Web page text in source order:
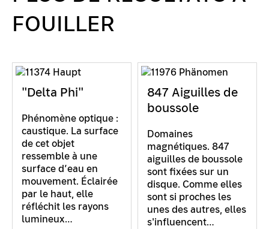
FOUILLER
"Delta Phi"
Phénomène optique :
caustique. La surface
de cet objet
ressemble à une
surface d’eau en
mouvement. Éclairée
par le haut, elle
réfléchit les rayons
lumineux…
847 Aiguilles de
boussole
Domaines
magnétiques. 847
aiguilles de boussole
sont fixées sur un
disque. Comme elles
sont si proches les
unes des autres, elles
s'influencent…